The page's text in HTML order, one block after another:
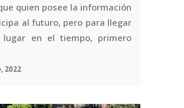
quien posee la información
al futuro, pero para llegar
en el tiempo, primero
2022